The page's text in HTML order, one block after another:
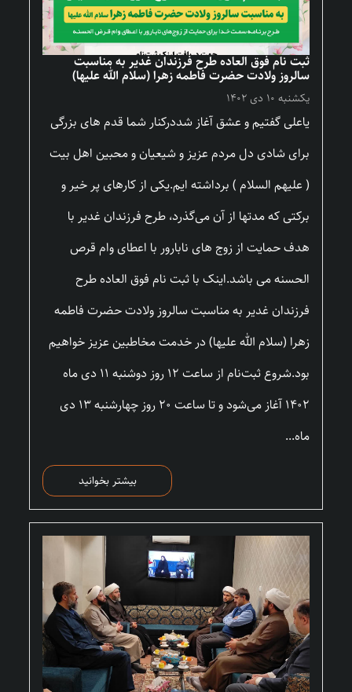
ثبت نام فوق العاده طرح فرزندان غدیر به مناسبت
سالروز ولادت حضرت فاطمه زهرا (سلام الله علیها)
یکشنبه ۱۰ دی ۱۴۰۲
یاعلی گفتیم و عشق آغاز شددرکنار شما قدم های بزرگی
برای شادی دل مردم عزیز و شیعیان و محبین اهل بیت
( علیهم السلام ) برداشته ایم.یکی از کارهای پر خیر و
برکتی که مدتها از آن می‌گذرد، طرح فرزندان غدیر با
هدف حمایت از زوج های نابارور با اعطای وام قرص
الحسنه می باشد.اینک با ثبت نام فوق العاده طرح
فرزندان غدیر به مناسبت سالروز ولادت حضرت فاطمه
زهرا (سلام الله علیها) در خدمت مخاطبین عزیز خواهیم
بود.شروع ثبت‌نام از ساعت ۱۲ روز دوشنبه ۱۱ دی ماه
۱۴۰۲ آغاز می‌شود و تا ساعت ۲۰ روز چهارشنبه ۱۳ دی
ماه...
بیشتر بخوانید